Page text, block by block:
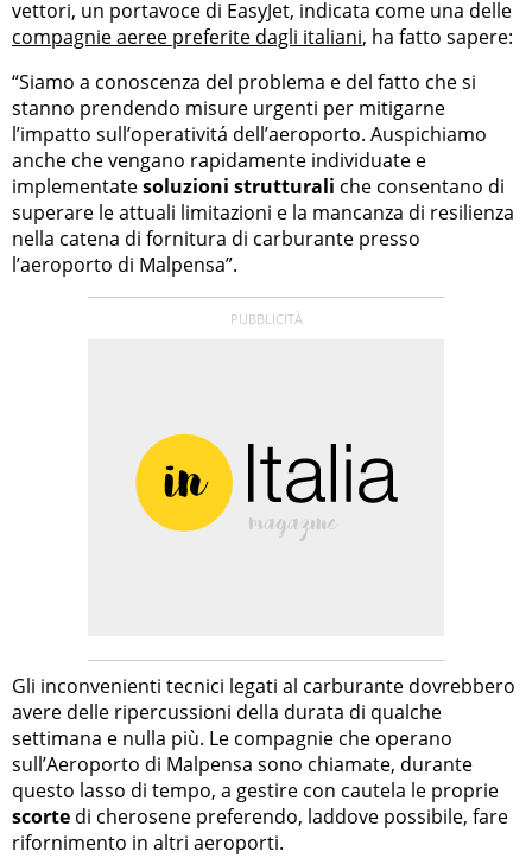
vettori, un portavoce di EasyJet, indicata come una delle
compagnie aeree preferite dagli italiani, ha fatto sapere:
“Siamo a conoscenza del problema e del fatto che si
stanno prendendo misure urgenti per mitigarne
l’impatto sull’operativitá dell’aeroporto. Auspichiamo
anche che vengano rapidamente individuate e
implementatesoluzioni strutturali che consentano di
superare le attuali limitazioni e la mancanza di resilienza
nella catena di fornitura di carburante presso
l’aeroporto di Malpensa”.
Gli inconvenienti tecnici legati al carburante dovrebbero
avere delle ripercussioni della durata di qualche
settimana e nulla più. Le compagnie che operano
sull’Aeroporto di Malpensa sono chiamate, durante
questo lasso di tempo, a gestire con cautela le proprie
scorte di cherosene preferendo, laddove possibile, fare
rifornimento in altri aeroporti.